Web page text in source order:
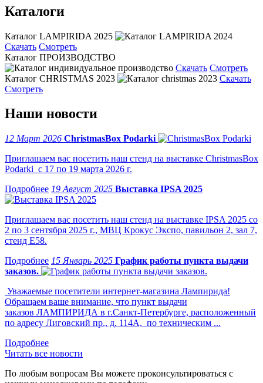
Каталоги
Каталог LAMPIRIDA 2025
Скачать Смотреть
Каталог ПРОИЗВОДСТВО
Скачать Смотреть
Каталог CHRISTMAS 2023
Скачать
Смотреть
Наши новости
12 Март 2026 ChristmasBox Podarki
Приглашаем вас посетить наш стенд на выставке ChristmasBox
Podarki с 17 по 19 марта 2026 г.
19 Август 2025 Выставка IPSA 2025
Приглашаем вас посетить наш стенд на выставке IPSA 2025 со
2 по 3 сентября 2025 г., МВЦ Крокус Экспо, павильон 2, зал 7,
стенд Е58.
15 Январь 2025 График работы пункта выдачи
заказов.
Уважаемые посетители интернет-магазина Лампирида!
Обращаем ваше внимание, что пункт выдачи
заказов ЛАМПИРИДА в г.Санкт-Петербурге, расположенный
по адресу Лиговский пр., д. 114А, по техническим ...
Читать все новости
По любым вопросам Вы можете проконсультироваться с